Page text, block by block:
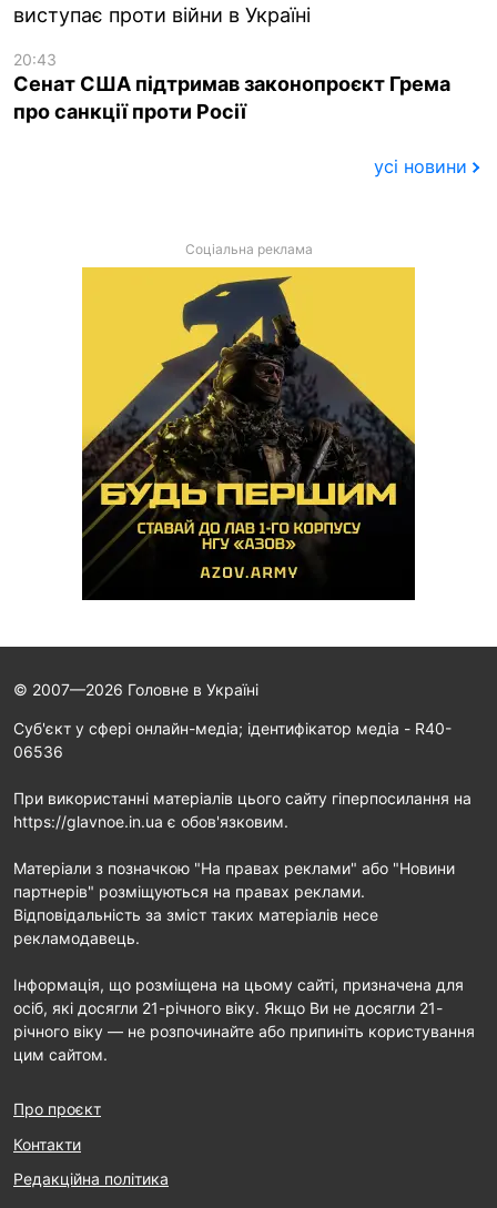
виступає проти війни в Україні
20:43
Сенат США підтримав законопроєкт Грема
про санкції проти Росії
усі новини
Соціальна реклама
© 2007—2026 Головне в Україні
Cуб'єкт у сфері онлайн-медіа; ідентифікатор медіа - R40-
06536
При використанні матеріалів цього сайту гіперпосилання на
https://glavnoe.in.ua є обов'язковим.
Матеріали з позначкою "На правах реклами" або "Новини
партнерів" розміщуються на правах реклами.
Відповідальність за зміст таких матеріалів несе
рекламодавець.
Інформація, що розміщена на цьому сайті, призначена для
осіб, які досягли 21-річного віку. Якщо Ви не досягли 21-
річного віку — не розпочинайте або припиніть користування
цим сайтом.
Про проєкт
Контакти
Редакційна політика